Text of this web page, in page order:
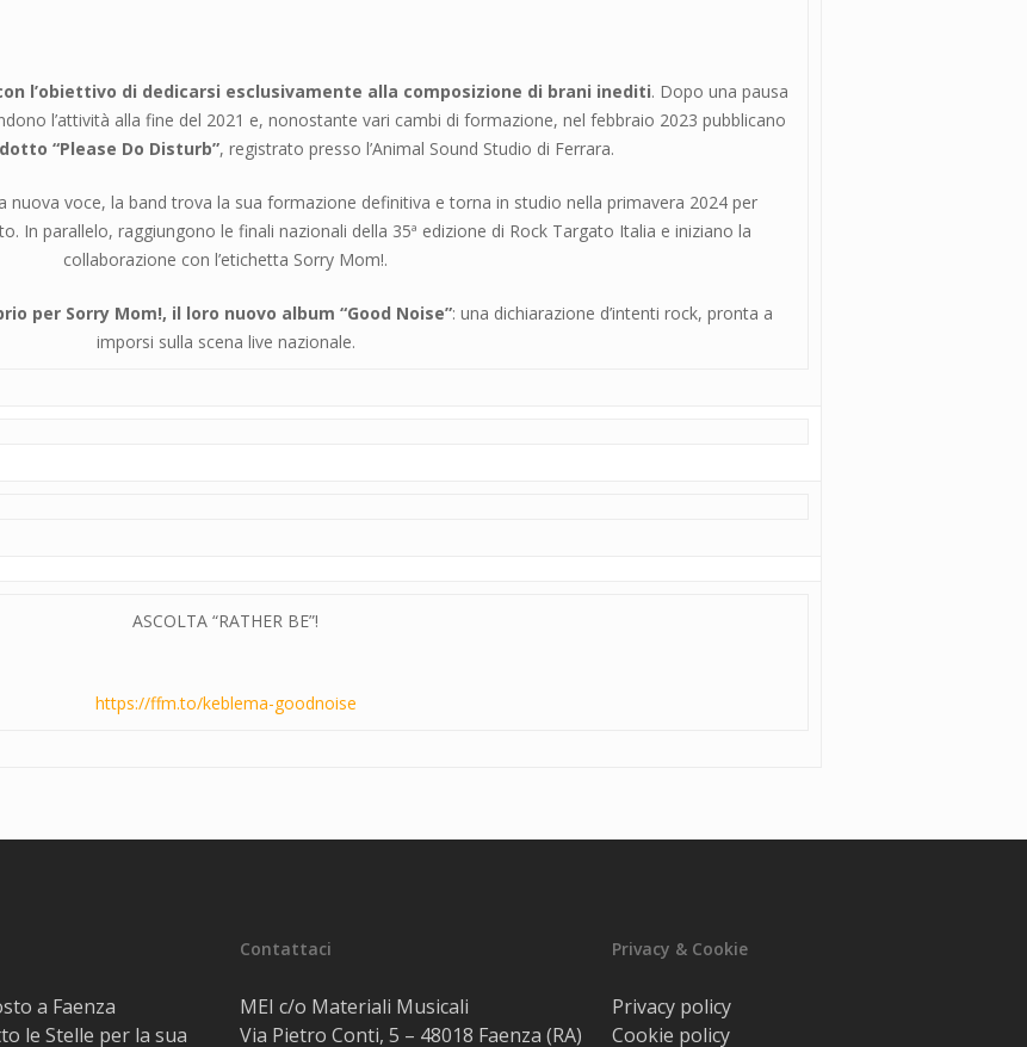
l’obiettivo di dedicarsi esclusivamente alla composizione di brani inediti. Dopo una pausa
l’attività alla fine del 2021 e, nonostante vari cambi di formazione, nel febbraio 2023 pubblicano
“Please Do Disturb”, registrato presso l’Animal Sound Studio di Ferrara.
nuova voce, la band trova la sua formazione definitiva e torna in studio nella primavera 2024 per
In parallelo, raggiungono le finali nazionali della 35ª edizione di Rock Targato Italia e iniziano la
collaborazione con l’etichetta Sorry Mom!.
per Sorry Mom!, il loro nuovo album “Good Noise”: una dichiarazione d’intenti rock, pronta a
imporsi sulla scena live nazionale.
ASCOLTA “RATHER BE”!
https://ffm.to/keblema-goodnoise
a Faenza
le Stelle per la sua
Contattaci
MEI c/o Materiali Musicali
Via Pietro Conti, 5 – 48018 Faenza (RA)
Privacy & Cookie
Privacy policy
Cookie policy